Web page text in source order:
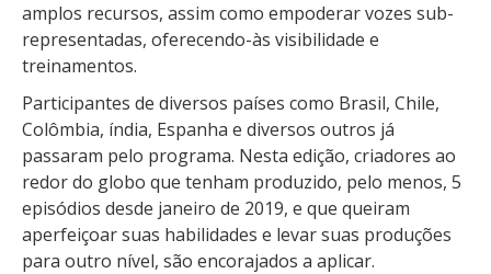
amplos recursos, assim como empoderar vozes sub-
representadas, oferecendo-às visibilidade e
treinamentos.
Participantes de diversos países como Brasil, Chile,
Colômbia, índia, Espanha e diversos outros já
passaram pelo programa. Nesta edição, criadores ao
redor do globo que tenham produzido, pelo menos, 5
episódios desde janeiro de 2019, e que queiram
aperfeiçoar suas habilidades e levar suas produções
para outro nível, são encorajados a aplicar.